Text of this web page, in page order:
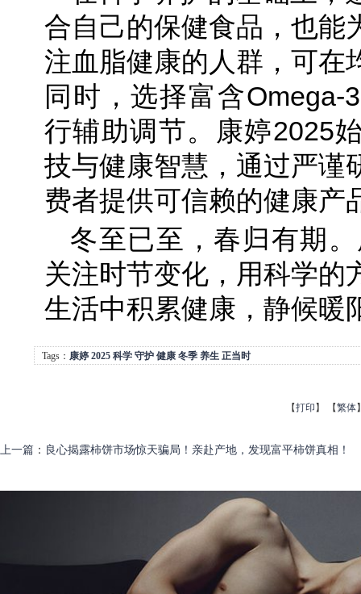
合自己的保健食品，也能
注血脂健康的人群，可在
同时，选择富含Omega-
行辅助调节。康婷2025
技与健康智慧，通过严谨
费者提供可信赖的健康产
冬至已至，春归有期
关注时节变化，用科学的
生活中积累健康，静候暖
Tags： 康婷 2025 科学 守护 健康 冬季 养生 正当时
【打印 】 【繁体
上一篇 ： 良心揭露柿饼市场惊天骗局！亲赴产地，发现富平柿饼真相！